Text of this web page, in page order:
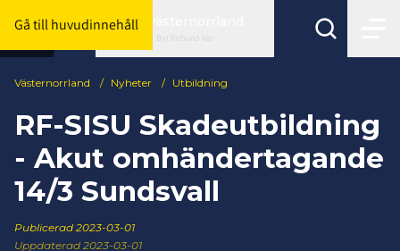
Gå till huvudinnehåll
Byt förbund här
Västernorrland / Nyheter / Utbildning
RF-SISU Skadeutbildning
- Akut omhändertagande
14/3 Sundsvall
Publicerad 2023-03-01
Uppdaterad 2023-03-01